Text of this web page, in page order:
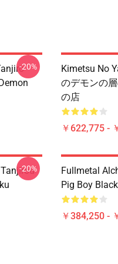
-20%
Kimetsu No
のデモンの
の店
￥622,775 -
-20%
Fullmetal
Pig Boy
￥384,250 -